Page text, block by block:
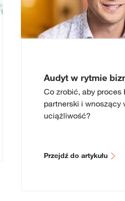
Audyt w rytmie
Co zrobić, aby proces
partnerski i wnoszący
uciążliwość?
Przejdź do artykułu